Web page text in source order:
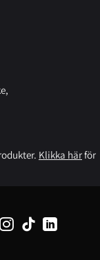
Klikka härför